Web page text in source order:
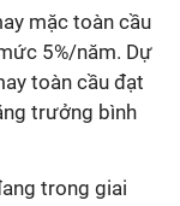
mặc toàn cầu
5%/năm. Dự
toàn cầu đạt
trưởng bình
trong giai